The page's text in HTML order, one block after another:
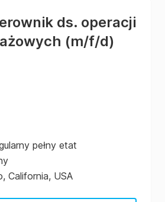
ds. operacji
(m/f/d)
pełny etat
California, USA